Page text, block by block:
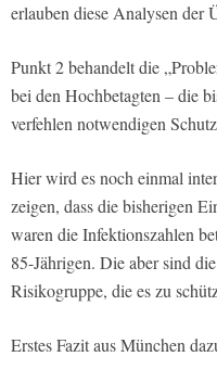
erlauben diese Analysen der
Punkt 2 behandelt die
bei den Hochbetagten – die
verfehlen notwendigen
Hier wird es noch einmal
zeigen, dass die bisherigen
waren die Infektionszahlen
85-Jährigen. Die aber sind
Risikogruppe, die es zu
Erstes Fazit aus München